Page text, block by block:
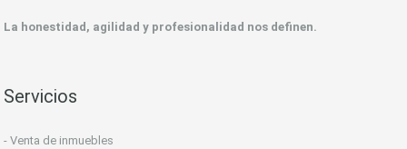
La honestidad, agilidad y profesionalidad nos definen.
Servicios
- Venta de inmuebles